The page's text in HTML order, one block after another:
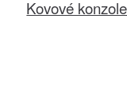
Kovové